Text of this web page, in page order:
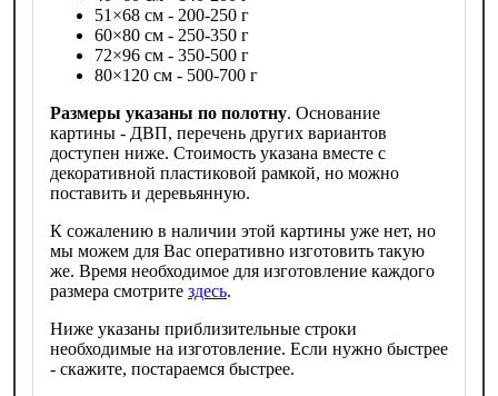
51×68 см - 200-250 г
60×80 см - 250-350 г
72×96 см - 350-500 г
80×120 см - 500-700 г
Размеры указаны по полотну. Основание
картины - ДВП, перечень других вариантов
доступен ниже. Стоимость указана вместе с
декоративной пластиковой рамкой, но можно
поставить и деревьянную.
К сожалению в наличии этой картины уже нет, но
мы можем для Вас оперативно изготовить такую
же. Время необходимое для изготовление каждого
размера смотрите здесь.
Ниже указаны приблизительные строки
необходимые на изготовление. Если нужно быстрее
- скажите, постараемся быстрее.